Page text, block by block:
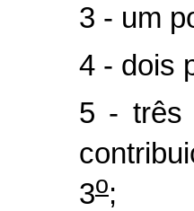
3 - um
4 - dois
5 - três
3o;